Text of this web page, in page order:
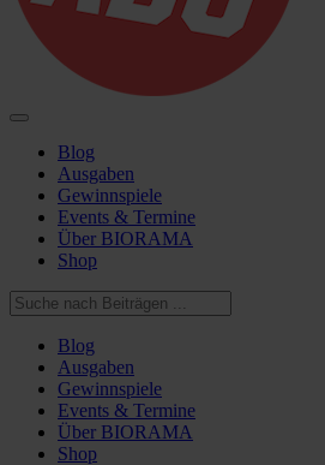
Blog
Ausgaben
Gewinnspiele
Events & Termine
Über BIORAMA
Shop
Blog
Ausgaben
Gewinnspiele
Events & Termine
Über BIORAMA
Shop